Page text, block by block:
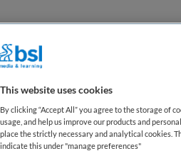
GGZ
bepaald Niet
This website uses cookies
By clicking “Accept All” you agree to the storage of
usage, and help us improve our products and
place the strictly necessary and analytical cookies.
indicate this under "manage preferences"